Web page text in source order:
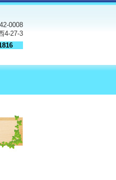
0008
4-27-3